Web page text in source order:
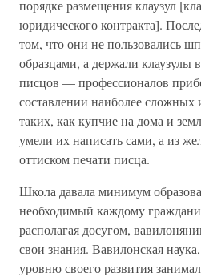
порядке размещения клаузул
юридического контракта].
том, что они не пользовались
образцами, а держали клаузулы
писцов — профессионалов
составлении наиболее
таких, как купчие на дома и
умели их написать сами, а из
оттиском печати писца.
Школа давала минимум
необходимый каждому
располагая досугом,
свои знания. Вавилонская
уровню своего развития